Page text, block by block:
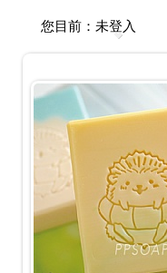
您目前： 未登入